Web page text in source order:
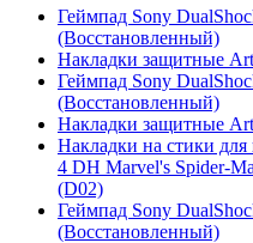
Геймпад Sony
(Восстановленный)
Накладки защитные
Геймпад Sony
(Восстановленный)
Накладки защитные
Накладки на стики для
4 DH Marvel's Spider-
(D02)
Геймпад Sony
(Восстановленный)